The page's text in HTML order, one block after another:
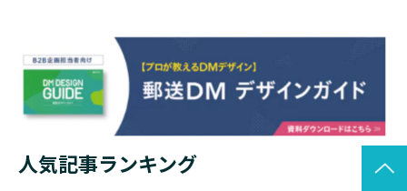
人気記事ランキング